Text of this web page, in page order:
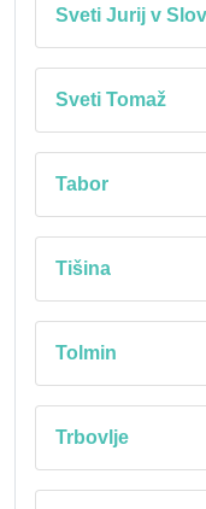
Sveti Jurij v
Sveti Tomaž
Tabor
Tišina
Tolmin
Trbovlje